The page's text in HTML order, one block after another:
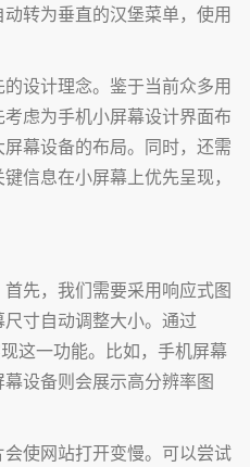
转为垂直的汉堡菜单，使用
设计理念。鉴于当前众多用
虑为手机小屏幕设计界面布
幕设备的布局。同时，还需
信息在小屏幕上优先呈现，
先，我们需要采用响应式图
寸自动调整大小。通过
这一功能。比如，手机屏幕
设备则会展示高分辨率图
使网站打开变慢。可以尝试